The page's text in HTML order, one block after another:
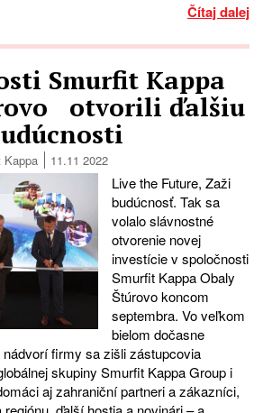
Čítaj dalej
Smurfit Kappa
otvorili ďalšiu
Kappa 11.11 2022
Live the Future, Zaži
budúcnosť. Tak sa
volalo slávnostné
otvorenie novej
investície v spoločnosti
Smurfit Kappa Obaly
Štúrovo koncom
septembra. Vo veľkom
bielom dočasne
firmy sa zišli zástupcovia
skupiny Smurfit Kappa Group i
aj zahraniční partneri a zákazníci,